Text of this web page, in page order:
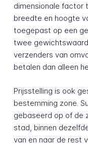
dimensionale factor
breedte en hoogte
toegepast op een
twee
verzenders van
betalen dan alleen
Prijsstelling is ook
bestemming zone.
gebaseerd op of de
stad, binnen
van en naar de rest